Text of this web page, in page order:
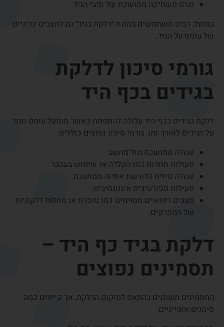
התסמינים משתנים בהתאם למיקום הדלקת, אך קיימים כמה
תסמינים נפוצים של דלקת בגיד שורש כף היד:
כאב מקומי לאורך הגיד
רגישות במגע
חולשה באחיזה
כאב בזמן תנועה או מאמץ
לעיתים הכאב מופיע רק בזמן פעילות, אך במקרים מתקדמים
יותר הוא יכול להופיע גם במנוחה.
דלקת בגיד כף היד בשל
עבודה עם עכבר או
מקלדת
בכף היד ובשורש כף היד.
פעולות חוזרות כמו: